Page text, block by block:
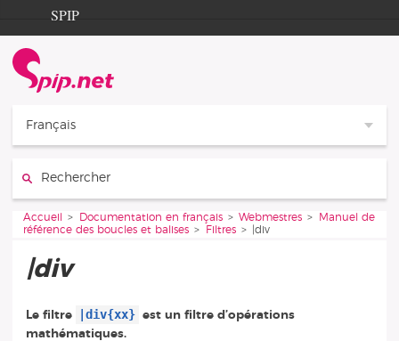
Aller au contenu
Aller à la navigation
SPIP
Documentation
Contribution
Français
Vous êtes ici :
Accueil Documentation en français Webmestres
Manuel de
référence des boucles et balises
Filtres |div
|div
Le filtre |div{xx} est un filtre d’opérations
mathématiques.